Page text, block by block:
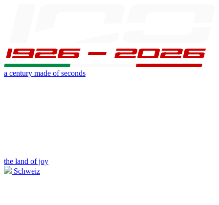
a century made of seconds
the land of joy
Schweiz